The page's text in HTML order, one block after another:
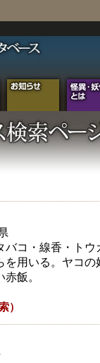
バコ・線香・ト
を用いる。ヤコ
飯。
）